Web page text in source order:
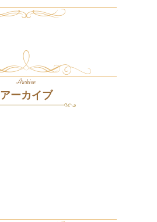
Archive
アーカイブ